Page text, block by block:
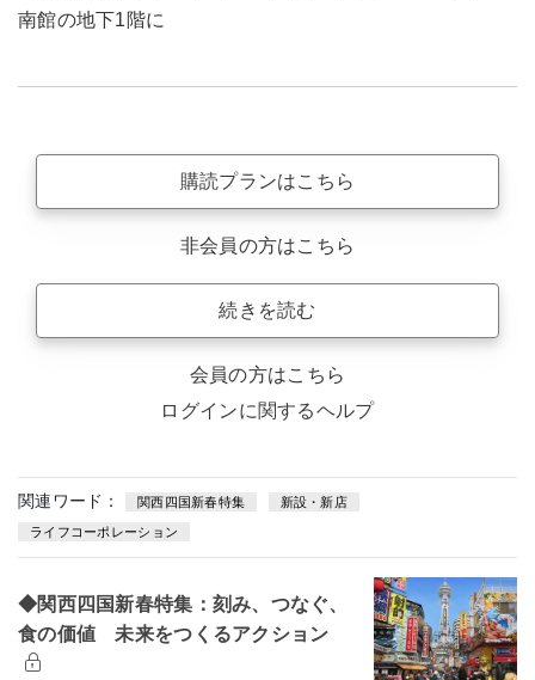
南館の地下1階に
購読プランはこちら
非会員の方はこちら
続きを読む
会員の方はこちら
ログインに関するヘルプ
関連ワード： 関西四国新春特集 新設・新店
ライフコーポレーション
◆関西四国新春特集：刻み、つなぐ、
食の価値 未来をつくるアクション